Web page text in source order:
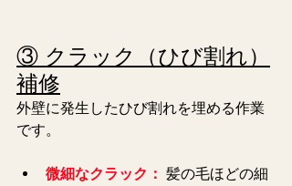
③ クラック（ひび割れ）
補修
外壁に発生したひび割れを埋める作業
です。
微細なクラック： 髪の毛ほどの細